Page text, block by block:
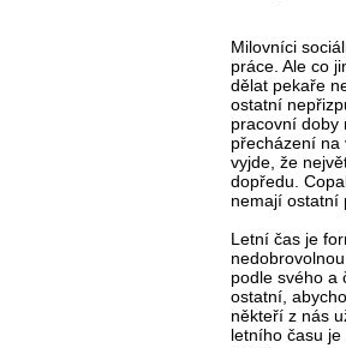
Milovníci
práce. Ale co
dělat pekaře
ostatní
pracovní doby
přecházení na
vyjde, že
dopředu.
nemají ostatní
Letní čas je
podle svého a
ostatní,
někteří z nás
letního času